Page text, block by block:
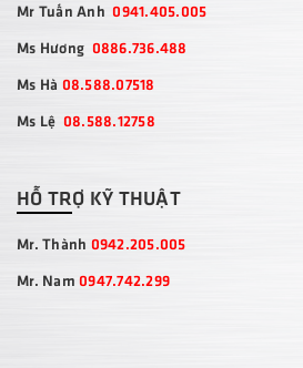
Mr Tuấn Anh0941.405.005
Ms Hương 0886.736.488
Ms Hà 08.588.07518
Ms Lệ 08.588.12758
HỖ TRỢ KỸ THUẬT
Mr. Thành 0942.205.005
Mr. Nam 0947.742.299